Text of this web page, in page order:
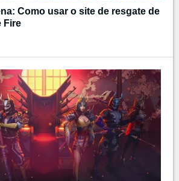
Como usar o site de resgate de
Fire